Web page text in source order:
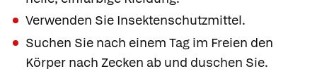
Verwenden Sie Insektenschutzmittel.
Suchen Sie nach einem Tag im Freien den
Körper nach Zecken ab und duschen Sie.